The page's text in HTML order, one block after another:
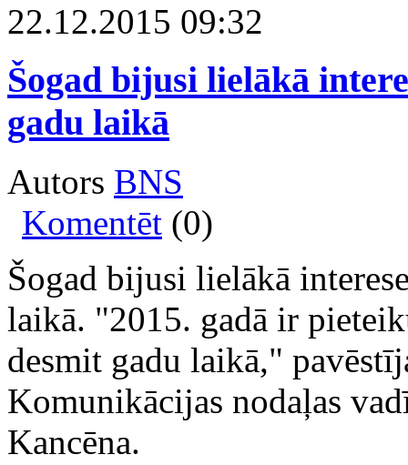
22.12.2015 09:32
Šogad bijusi lielākā
gadu laikā
Autors BNS
Komentēt (0)
Šogad bijusi lielākā
laikā. "2015. gadā ir
desmit gadu laikā,"
Komunikācijas nodaļas
Kancēna.